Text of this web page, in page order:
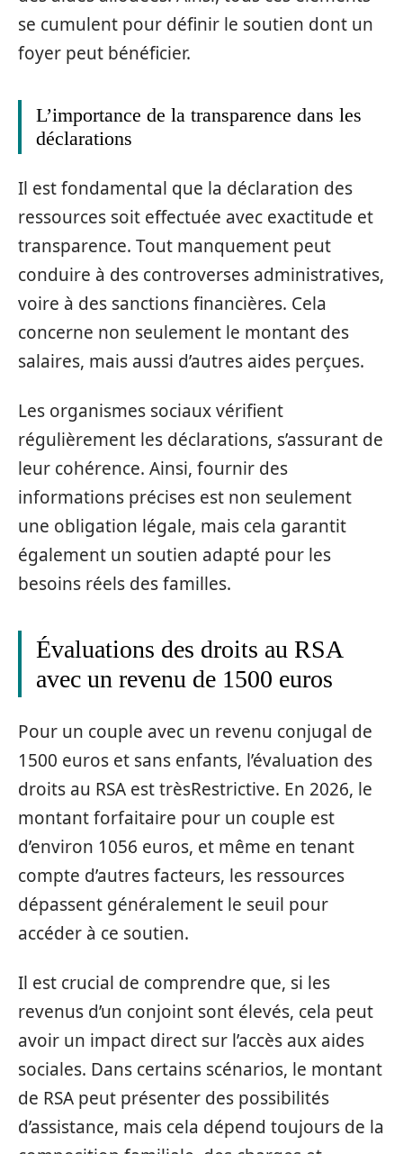
se cumulent pour définir le soutien dont un
foyer peut bénéficier.
L’importance de la transparence dans les
déclarations
Il est fondamental que la déclaration des
ressources soit effectuée avec exactitude et
transparence. Tout manquement peut
conduire à des controverses administratives,
voire à des sanctions financières. Cela
concerne non seulement le montant des
salaires, mais aussi d’autres aides perçues.
Les organismes sociaux vérifient
régulièrement les déclarations, s’assurant de
leur cohérence. Ainsi, fournir des
informations précises est non seulement
une obligation légale, mais cela garantit
également un soutien adapté pour les
besoins réels des familles.
Évaluations des droits au RSA
avec un revenu de 1500 euros
Pour un couple avec un revenu conjugal de
1500 euros et sans enfants, l’évaluation des
droits au RSA est trèsRestrictive. En 2026, le
montant forfaitaire pour un couple est
d’environ 1056 euros, et même en tenant
compte d’autres facteurs, les ressources
dépassent généralement le seuil pour
accéder à ce soutien.
Il est crucial de comprendre que, si les
revenus d’un conjoint sont élevés, cela peut
avoir un impact direct sur l’accès aux aides
sociales. Dans certains scénarios, le montant
de RSA peut présenter des possibilités
d’assistance, mais cela dépend toujours de la